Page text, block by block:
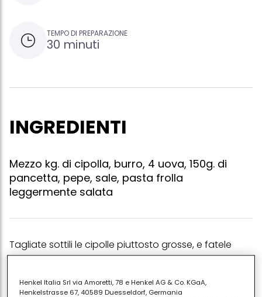
TEMPO DI PREPARAZIONE
30 minuti
INGREDIENTI
Mezzo kg. di cipolla, burro, 4 uova, 150g. di
pancetta, pepe, sale, pasta frolla
leggermente salata
Tagliate sottili le cipolle piuttosto grosse, e fatele
cuocere lentamente e coperte nel burro, in modo
e unitevi la panna, pepe, sale e versatevi le cipolle
Henkel Italia Srl via Amoretti, 78 e Henkel AG & Co. KGaA,
Henkelstrasse 67, 40589 Duesseldorf, Germania